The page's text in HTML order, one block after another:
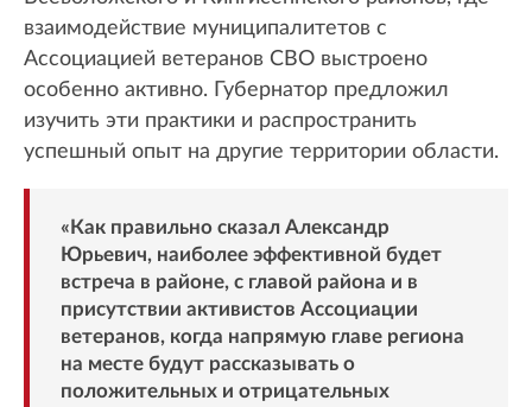
взаимодействие муниципалитетов с
Ассоциацией ветеранов СВО выстроено
особенно активно. Губернатор предложил
изучить эти практики и распространить
успешный опыт на другие территории области.
«Как правильно сказал Александр
Юрьевич, наиболее эффективной будет
встреча в районе, с главой района и в
присутствии активистов Ассоциации
ветеранов, когда напрямую главе региона
на месте будут рассказывать о
положительных и отрицательных